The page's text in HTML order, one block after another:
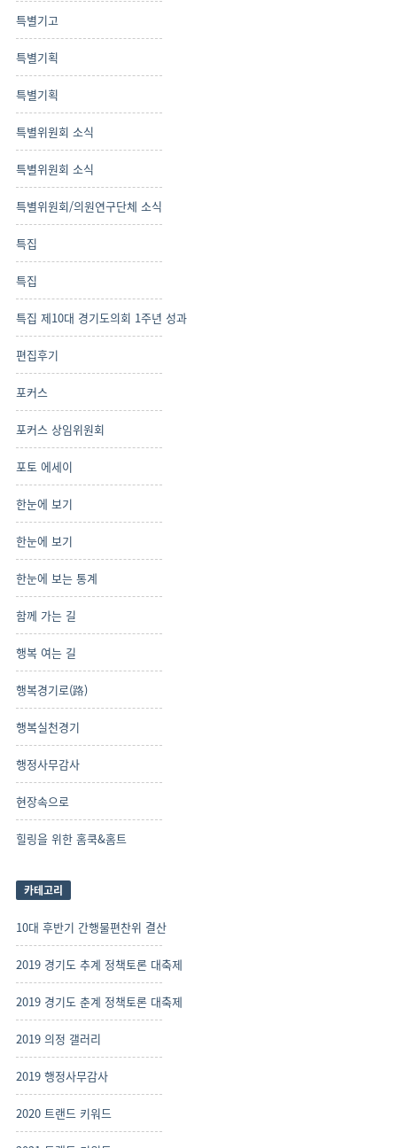
특별기고
특별기획
특별기획
특별위원회 소식
특별위원회 소식
특별위원회/의원연구단체 소식
특집
특집
특집 제10대 경기도의회 1주년 성과
편집후기
포커스
포커스 상임위원회
포토 에세이
한눈에 보기
한눈에 보기
한눈에 보는 통계
함께 가는 길
행복 여는 길
행복경기로(路)
행복실천경기
행정사무감사
현장속으로
힐링을 위한 홈쿡&홈트
카테고리
10대 후반기 간행물편찬위 결산
2019 경기도 추계 정책토론 대축제
2019 경기도 춘계 정책토론 대축제
2019 의정 갤러리
2019 행정사무감사
2020 트랜드 키워드